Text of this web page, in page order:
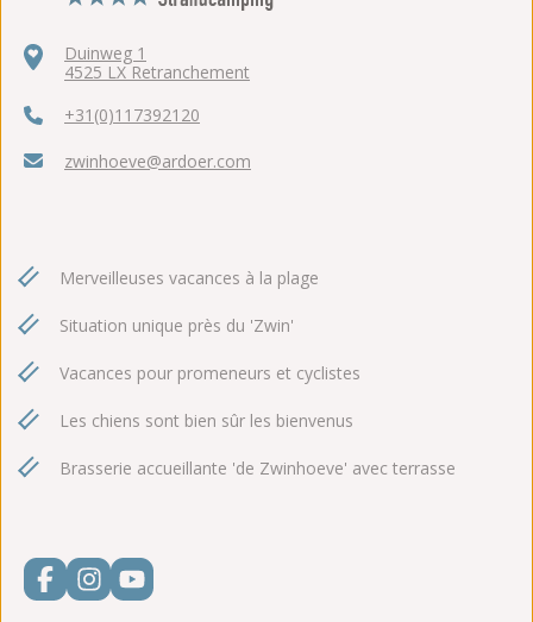
Duinweg 1
4525 LX Retranchement
+31(0)117392120
zwinhoeve@ardoer.com
Merveilleuses vacances à la plage
Situation unique près du 'Zwin'
Vacances pour promeneurs et cyclistes
Les chiens sont bien sûr les bienvenus
Brasserie accueillante 'de Zwinhoeve' avec terrasse